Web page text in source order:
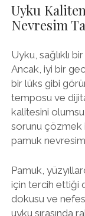
Uyku
Nevresim
Uyku, sağlıklı
Ancak, iyi bir
bir lüks gibi
temposu ve
kalitesini
sorunu çözmek
pamuk nevresim
Pamuk,
için tercih ettiği
dokusu ve
uyku sırasında